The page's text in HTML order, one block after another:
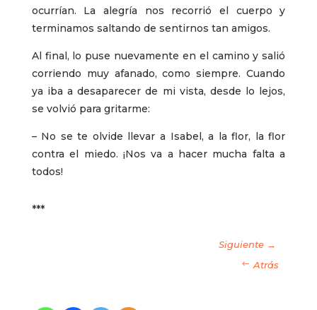
ocurrían. La alegría nos recorrió el cuerpo y
terminamos saltando de sentirnos tan amigos.
Al final, lo puse nuevamente en el camino y salió
corriendo muy afanado, como siempre. Cuando
ya iba a desaparecer de mi vista, desde lo lejos,
se volvió para gritarme:
– No se te olvide llevar a Isabel, a la flor, la flor
contra el miedo. ¡Nos va a hacer mucha falta a
todos!
***
Siguiente →
Atrás